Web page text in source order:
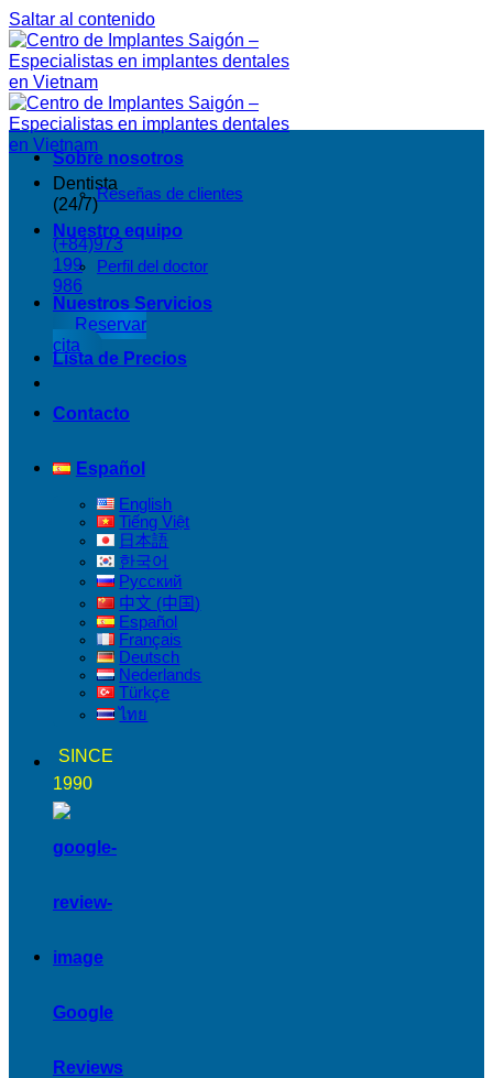
Saltar al contenido
Dentista
(24/7)
(+84)973
199
986
Reservar
cita
Sobre nosotros
Reseñas de clientes
Nuestro equipo
Perfil del doctor
Nuestros Servicios
Lista de Precios
Contacto
Español
English
Tiếng Việt
日本語
한국어
Русский
中文 (中国)
Español
Français
Deutsch
Nederlands
Türkçe
ไทย
SINCE
1990
Google
Reviews